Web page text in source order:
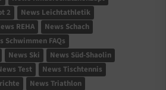
2
News Leichtathletik
REHA
News Schach
Schwimmen FAQs
News Ski
News Süd-Shaolin
Test
News Tischtennis
News Triathlon